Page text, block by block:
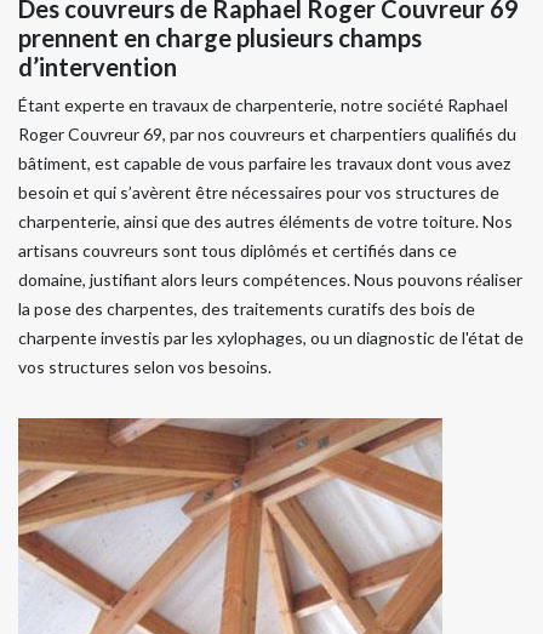
Des couvreurs de Raphael Roger Couvreur 69
prennent en charge plusieurs champs
d’intervention
Étant experte en travaux de charpenterie, notre société Raphael
Roger Couvreur 69, par nos couvreurs et charpentiers qualifiés du
bâtiment, est capable de vous parfaire les travaux dont vous avez
besoin et qui s’avèrent être nécessaires pour vos structures de
charpenterie, ainsi que des autres éléments de votre toiture. Nos
artisans couvreurs sont tous diplômés et certifiés dans ce
domaine, justifiant alors leurs compétences. Nous pouvons réaliser
la pose des charpentes, des traitements curatifs des bois de
charpente investis par les xylophages, ou un diagnostic de l'état de
vos structures selon vos besoins.